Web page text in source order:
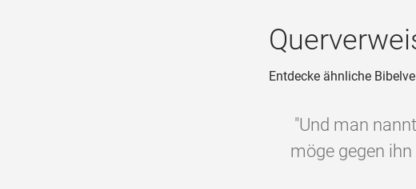
Entdecke ähnliche
"Und man
möge gegen